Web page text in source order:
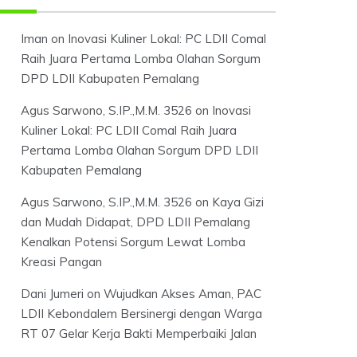
Iman on Inovasi Kuliner Lokal: PC LDII Comal
Raih Juara Pertama Lomba Olahan Sorgum
DPD LDII Kabupaten Pemalang
Agus Sarwono, S.IP.,M.M. 3526 on Inovasi
Kuliner Lokal: PC LDII Comal Raih Juara
Pertama Lomba Olahan Sorgum DPD LDII
Kabupaten Pemalang
Agus Sarwono, S.IP.,M.M. 3526 on Kaya Gizi
dan Mudah Didapat, DPD LDII Pemalang
Kenalkan Potensi Sorgum Lewat Lomba
Kreasi Pangan
Dani Jumeri on Wujudkan Akses Aman, PAC
LDII Kebondalem Bersinergi dengan Warga
RT 07 Gelar Kerja Bakti Memperbaiki Jalan